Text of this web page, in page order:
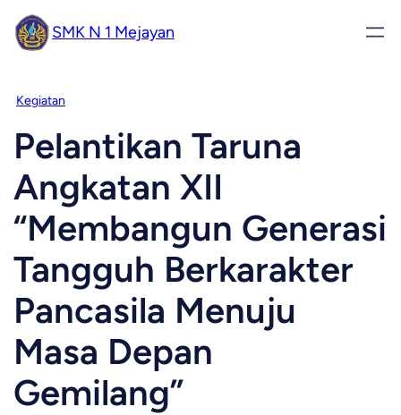
SMK N 1 Mejayan
Kegiatan
Pelantikan Taruna
Angkatan XII
“Membangun Generasi
Tangguh Berkarakter
Pancasila Menuju
Masa Depan
Gemilang”